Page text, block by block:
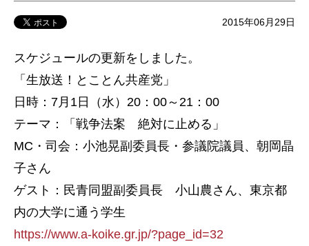
2015年06月29日
スケジュールの更新をしました。
「生放送！とことん共産党」
日時：7月1日（水）20：00～21：00
テーマ：「戦争法案 絶対に止める」
MC・司会：小池晃副委員長・参議院議員、朝岡晶
子さん
ゲスト：民青同盟副委員長 小山農さん、東京都
内の大学に通う学生
https://www.a-koike.gr.jp/?page_id=32